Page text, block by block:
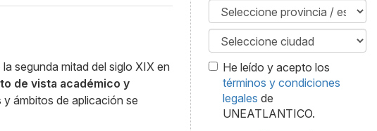
He leído y acepto los
términos y condiciones
legales de
UNEATLANTICO.
segunda mitad del siglo XIX en
de vista académico y
y ámbitos de aplicación se